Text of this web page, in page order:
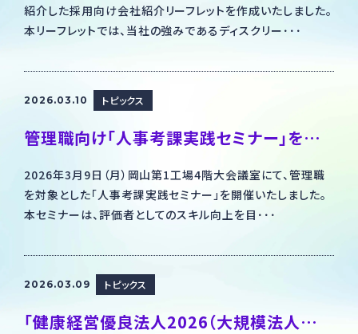
紹介した採用向け会社紹介リーフレットを作成いたしました。
本リーフレットでは、当社の強みであるディスクリー･･･
2026.03.10 トピックス
管理職向け「人事考課実践セミナー」を開催しました～公平で納得感のある評価を目指して～
2026年3月9日（月）岡山第1工場4階大会議室にて、管理職
を対象とした「人事考課実践セミナー」を開催いたしました。
本セミナーは、評価者としてのスキル向上を目･･･
2026.03.09 トピックス
「健康経営優良法人2026（大規模法人部門）」に認定されました